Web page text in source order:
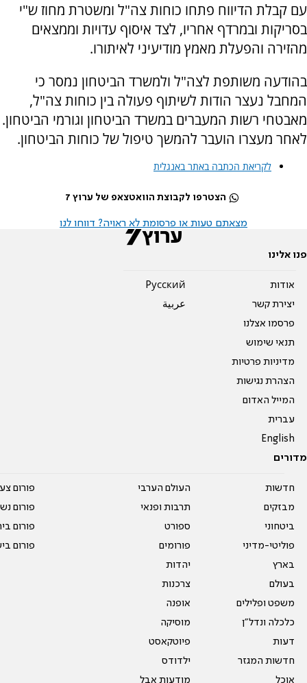
עם קבלת הדיווח פתחו כוחות צה"ל ומשטרת מחוז ש"י
בסריקות ובמרדף אחריו, לצד איסוף עדויות וממצאים
מהזירה והפעלת מאמץ מודיעיני לאיתורו.
בהודעה משותפת לצה"ל ולמשרד הביטחון נמסר כי
המחבל נעצר הודות לשיתוף פעולה בין כוחות צה"ל,
מאבטחי רשות המעברים במשרד הביטחון וגורמי הביטחון.
לאחר מעצרו הועבר להמשך טיפול של כוחות הביטחון.
לקריאת הכתבה באתר באנגלית
הצטרפו לקבוצת הוואטצאפ של ערוץ 7
מצאתם טעות או פרסומת לא ראויה? דווחו לנו
פנו אלינו
אודות
יצירת קשר
פרסמו אצלנו
תנאי שימוש
מדיניות פרטיות
הצהרת נגישות
המייל האדום
עברית
English
Pусский
عربية
מדורים
חדשות
מבזקים
ביטחוני
פוליטי-מדיני
בארץ
בעולם
משפט ופלילים
כלכלה ונדל"ן
דעות
חדשות המגזר
אוכל
העולם הערבי
תרבות ופנאי
ספורט
פורומים
יהדות
צרכנות
אופנה
מוסיקה
פיוטקאסט
ילדודס
מודעות אבל
פורום
פורום
פורום
פורום